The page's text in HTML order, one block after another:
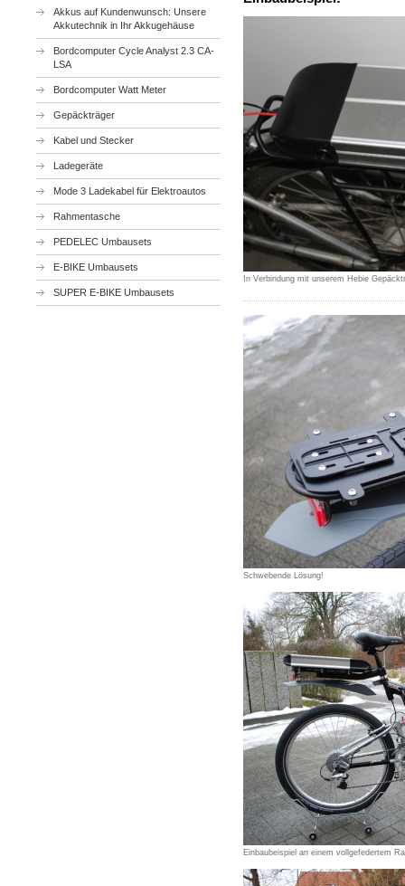
Akkus auf Kundenwunsch: Unsere
Akkutechnik in Ihr Akkugehäuse
Bordcomputer Cycle Analyst 2.3 CA-
LSA
Bordcomputer Watt Meter
Gepäckträger
Kabel und Stecker
Ladegeräte
Mode 3 Ladekabel für Elektroautos
Rahmentasche
PEDELEC Umbausets
E-BIKE Umbausets
SUPER E-BIKE Umbausets
In Verbindung mit unserem Hebie
Schwebende Lösung!
Einbaubeispiel an einem vollgefedertem